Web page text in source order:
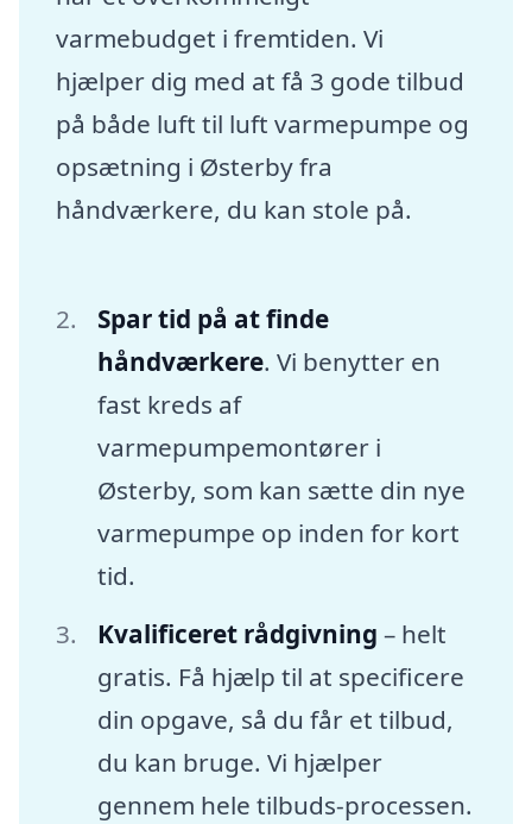
varmebudget i fremtiden. Vi
hjælper dig med at få 3 gode tilbud
på både luft til luft varmepumpe og
opsætning i Østerby fra
håndværkere, du kan stole på.
Spar tid på at finde
håndværkere. Vi benytter en
fast kreds af
varmepumpemontører i
Østerby, som kan sætte din nye
varmepumpe op inden for kort
tid.
Kvalificeret rådgivning – helt
gratis. Få hjælp til at specificere
din opgave, så du får et tilbud,
du kan bruge. Vi hjælper
gennem hele tilbuds-processen.